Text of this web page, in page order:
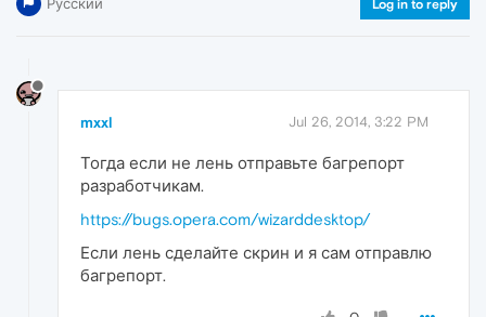
Русский Log in to reply
mxxl Jul 26, 2014, 3:22 PM
Тогда если не лень отправьте багрепорт
разработчикам.
https://bugs.opera.com/wizarddesktop/
Если лень сделайте скрин и я сам отправлю
багрепорт.